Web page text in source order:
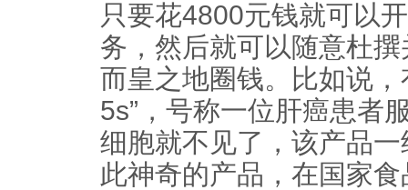
只要花4800元钱就可以
务，然后就可以随意杜
而皇之地圈钱。比如说
5s”，号称一位肝癌患者
细胞就不见了，该产品
此神奇的产品，在国家